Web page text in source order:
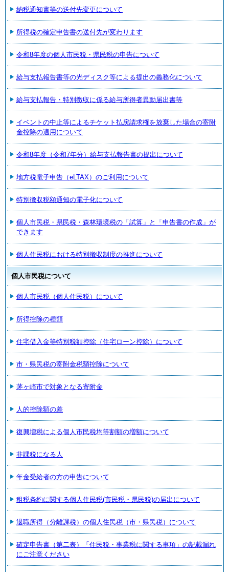
納税通知書等の送付先変更について
所得税の確定申告書の送付先が変わります
令和8年度の個人市民税・県民税の申告について
給与支払報告書等の光ディスク等による提出の義務化について
給与支払報告・特別徴収に係る給与所得者異動届出書等
イベントの中止等によるチケット払戻請求権を放棄した場合の寄附
金控除の適用について
令和8年度（令和7年分）給与支払報告書の提出について
地方税電子申告（eLTAX）のご利用について
特別徴収税額通知の電子化について
個人市民税・県民税・森林環境税の「試算」と「申告書の作成」が
できます
個人住民税における特別徴収制度の推進について
個人市民税について
個人市民税（個人住民税）について
所得控除の種類
住宅借入金等特別税額控除（住宅ローン控除）について
市・県民税の寄附金税額控除について
茅ヶ崎市で対象となる寄附金
人的控除額の差
復興増税による個人市民税均等割額の増額について
非課税になる人
年金受給者の方の申告について
租税条約に関する個人住民税(市民税・県民税)の届出について
退職所得（分離課税）の個人住民税（市・県民税）について
確定申告書（第二表）「住民税・事業税に関する事項」の記載漏れ
にご注意ください